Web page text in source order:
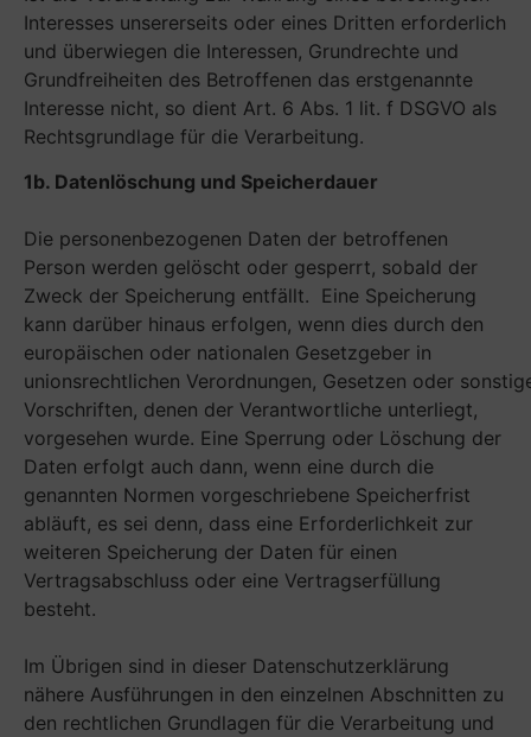
Interesses unsererseits oder eines Dritten erforderlich
und überwiegen die Interessen, Grundrechte und
Grundfreiheiten des Betroffenen das erstgenannte
Interesse nicht, so dient Art. 6 Abs. 1 lit. f DSGVO als
Rechtsgrundlage für die Verarbeitung.
1b. Datenlöschung und Speicherdauer
Die personenbezogenen Daten der betroffenen
Person werden gelöscht oder gesperrt, sobald der
Zweck der Speicherung entfällt. Eine Speicherung
kann darüber hinaus erfolgen, wenn dies durch den
europäischen oder nationalen Gesetzgeber in
unionsrechtlichen Verordnungen, Gesetzen oder
Vorschriften, denen der Verantwortliche unterliegt,
vorgesehen wurde. Eine Sperrung oder Löschung der
Daten erfolgt auch dann, wenn eine durch die
genannten Normen vorgeschriebene Speicherfrist
abläuft, es sei denn, dass eine Erforderlichkeit zur
weiteren Speicherung der Daten für einen
Vertragsabschluss oder eine Vertragserfüllung
besteht.
Im Übrigen sind in dieser Datenschutzerklärung
nähere Ausführungen in den einzelnen Abschnitten zu
den rechtlichen Grundlagen für die Verarbeitung und